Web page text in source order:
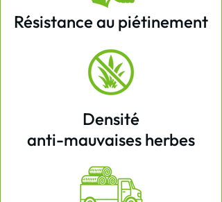
Résistance au piétinement
Densité
anti-mauvaises herbes